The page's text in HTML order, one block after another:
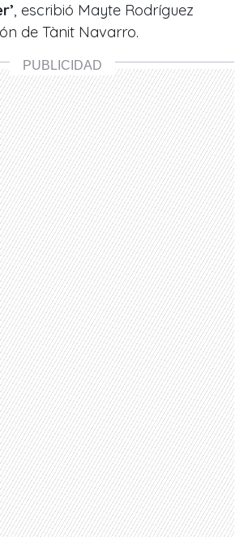
, escribió Mayte Rodríguez
de Tànit Navarro.